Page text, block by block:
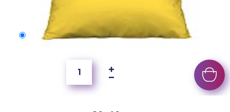
50x40 cm